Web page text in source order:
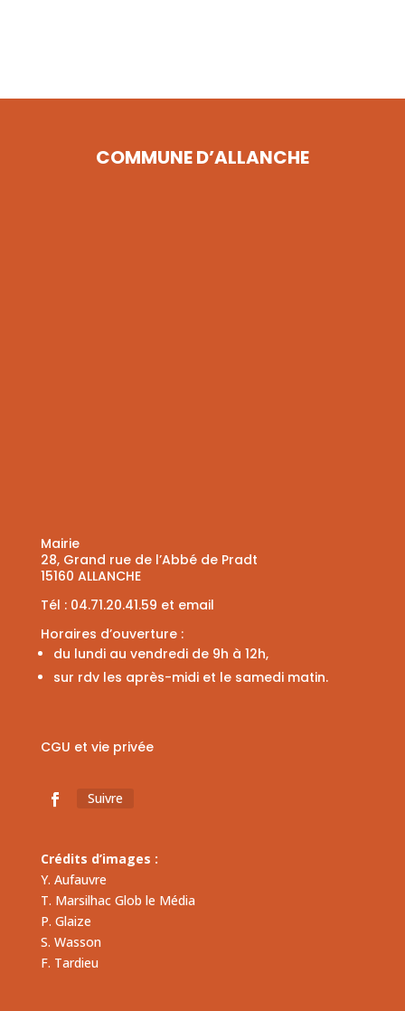
COMMUNE D’ALLANCHE
Mairie
28, Grand rue de l’Abbé de Pradt
15160 ALLANCHE
Tél : 04.71.20.41.59 et email
Horaires d’ouverture :
du lundi au vendredi de 9h à 12h,
sur rdv les après-midi et le samedi matin.
CGU et vie privée
Suivre
Crédits d’images :
Y. Aufauvre
T. Marsilhac Glob le Média
P. Glaize
S. Wasson
F. Tardieu